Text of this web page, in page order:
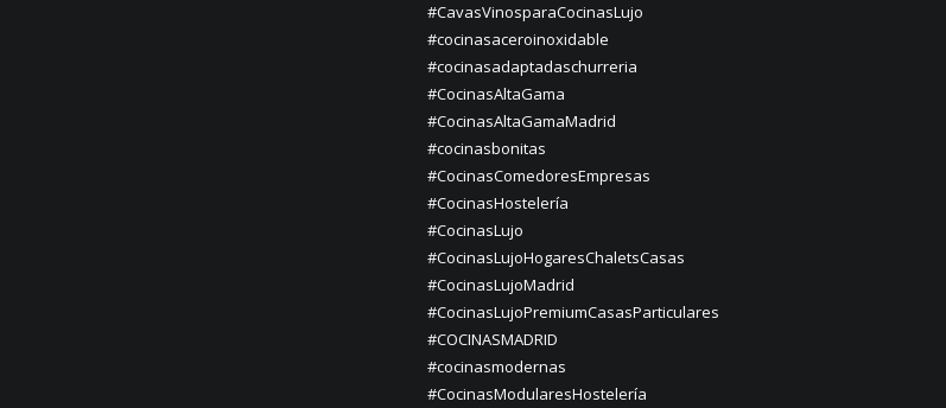
#CavasVinosparaCocinasLujo
#cocinasaceroinoxidable
#cocinasadaptadaschurreria
#CocinasAltaGama
#CocinasAltaGamaMadrid
#cocinasbonitas
#CocinasComedoresEmpresas
#CocinasHostelería
#CocinasLujo
#CocinasLujoHogaresChaletsCasas
#CocinasLujoMadrid
#CocinasLujoPremiumCasasParticulares
#COCINASMADRID
#cocinasmodernas
#CocinasModularesHostelería